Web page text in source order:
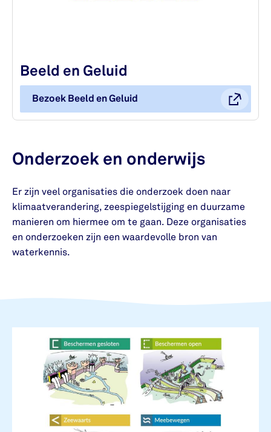
Beeld en Geluid
Bezoek Beeld en Geluid
Onderzoek en onderwijs
Er zijn veel organisaties die onderzoek doen naar
klimaatverandering, zeespiegelstijging en duurzame
manieren om hiermee om te gaan. Deze organisaties
en onderzoeken zijn een waardevolle bron van
waterkennis.